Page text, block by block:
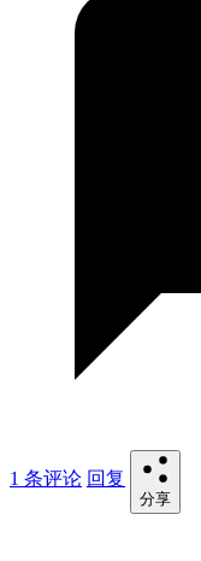
1 条评论 回复
分享